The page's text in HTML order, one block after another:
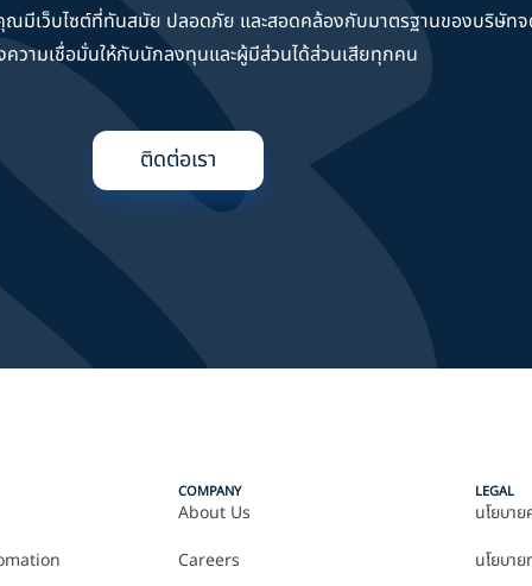
มีเว็บไซต์ที่ทันสมัย ปลอดภัย และสอดคล้องกับมาตรฐานของบริษัท
ความเชื่อมั่นให้กับนักลงทุนและผู้มีส่วนได้ส่วนเสียทุกคน
ติดต่อเรา
COMPANY
About Us
Careers
LEGAL
นโยบา
นโยบา